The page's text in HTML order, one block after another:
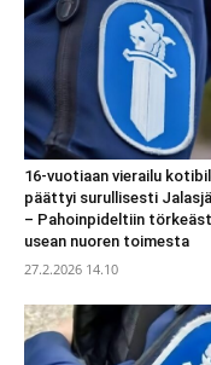
16-vuotiaan vierailu
päättyi surullisesti
– Pahoinpideltiin
usean nuoren toimesta
27.2.2026 14.10